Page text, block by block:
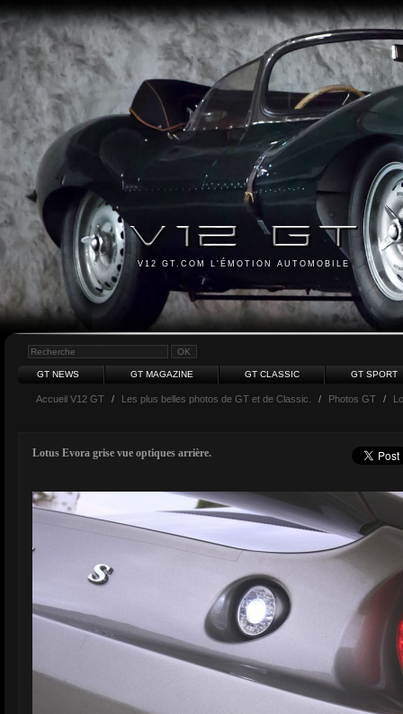
V12 GT.COM L'ÉMOTION AUTOMOBILE
GT NEWS GT MAGAZINE GT CLASSIC GT SPORT
Accueil V12 GT / Les plus belles photos de GT et de Classic. / Photos GT /
Lotus Evora grise vue optiques arrière.